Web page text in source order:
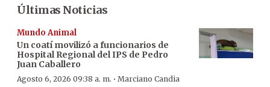
Últimas Noticias
Mundo Animal
Un coatí movilizó a funcionarios de
Hospital Regional del IPS de Pedro
Juan Caballero
Agosto 6, 2026 09:38 a. m. · Marciano Candia